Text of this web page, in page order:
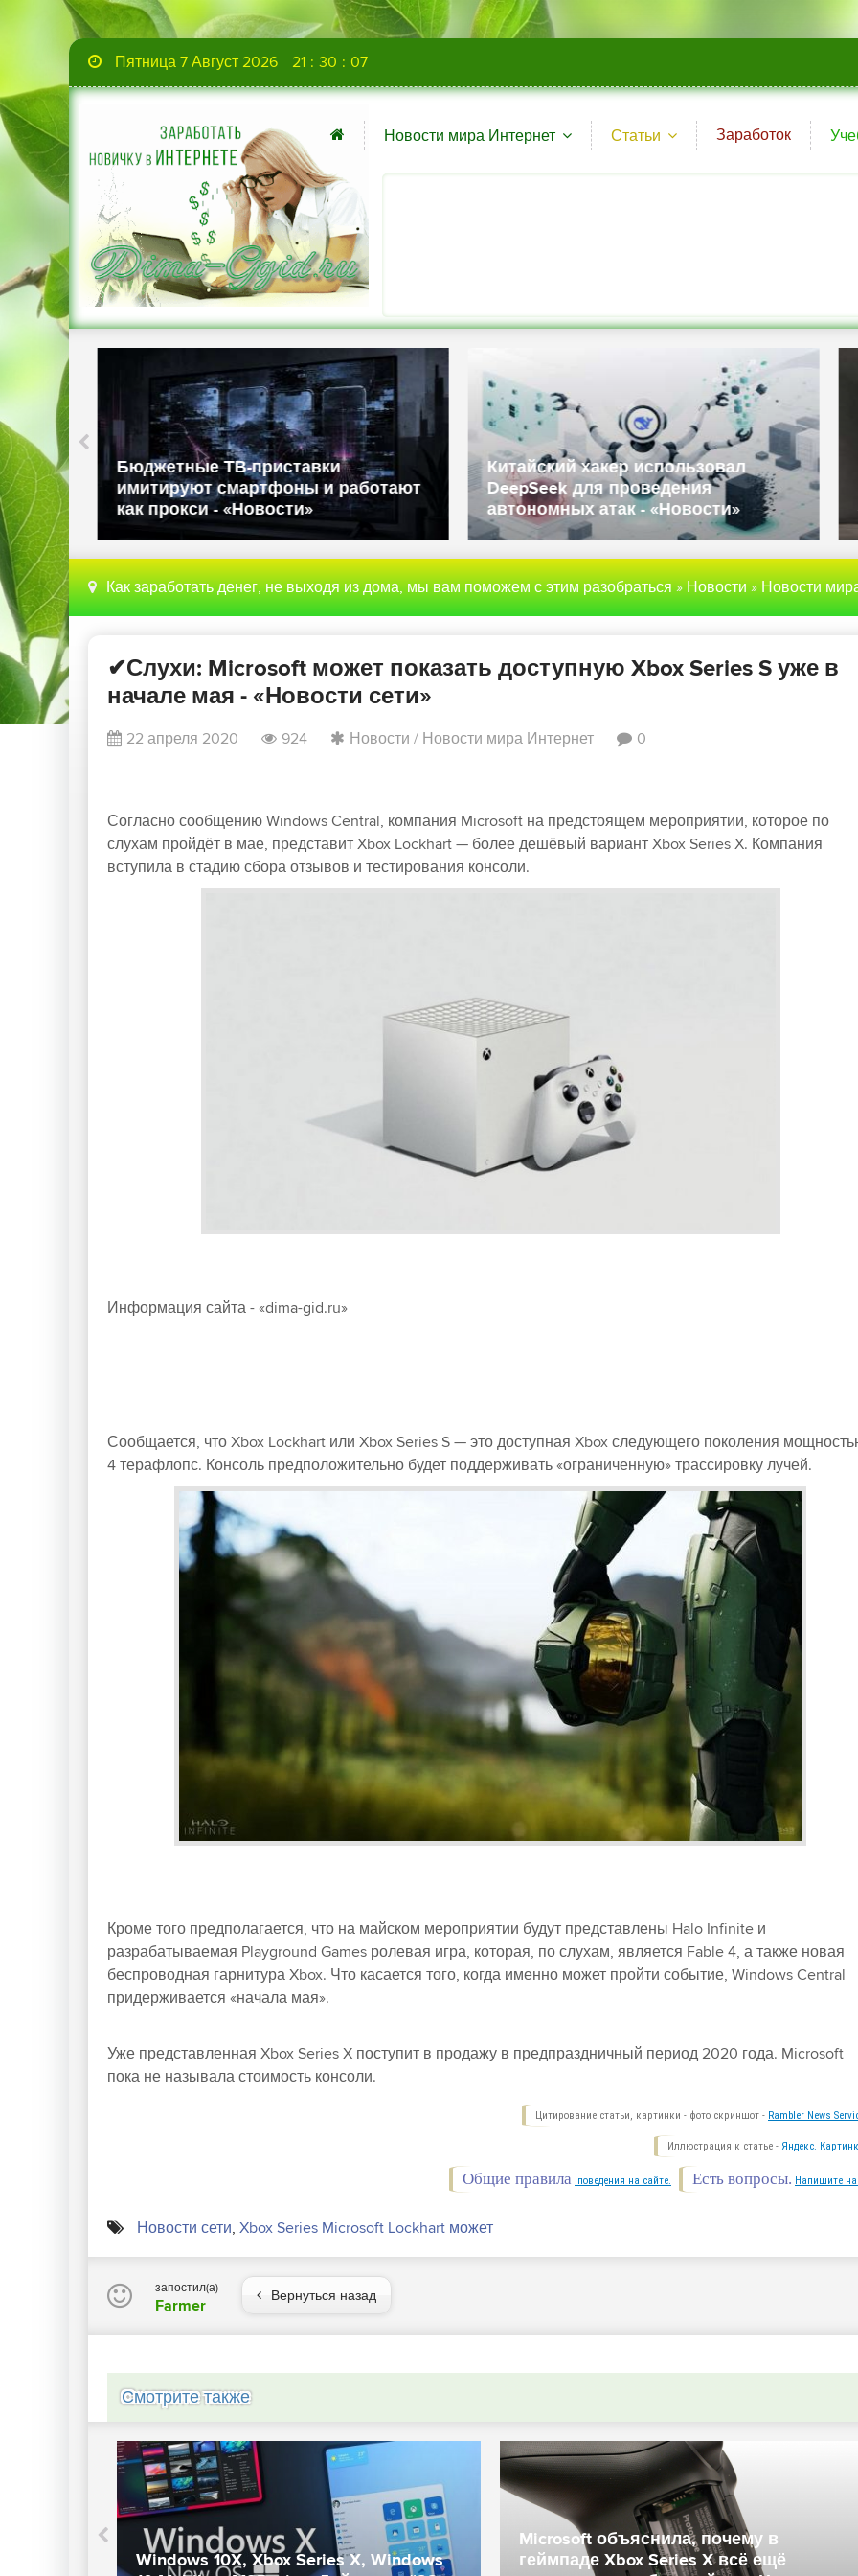
Пятница 7 Август 2026 21 : 30 : 08
Новости мира Интернет Статьи Заработок
Китайский хакер использовал
DeepSeek для проведения
автономных атак - «Новости»
Власти США запрещают ввоз
иностранных роботов из-за угрозы
национальной безопасности -
«Новости»
Как заработать денег, не выходя из дома, мы вам поможем с этим разобраться»Новости»Новости мира
✔Слухи: Microsoft может показать доступную Xbox Series S уже в
начале мая - «Новости сети»
22 апреля 2020 924 Новости / Новости мира Интернет 0
Согласно сообщению Windows Central, компания Microsoft на предстоящем мероприятии, которое по
слухам пройдёт в мае, представит Xbox Lockhart — более дешёвый вариант Xbox Series X. Компания
вступила в стадию сбора отзывов и тестирования консоли.
Информация сайта - «dima-gid.ru»
Сообщается, что Xbox Lockhart или Xbox Series S — это доступная Xbox следующего поколения
4 терафлопс. Консоль предположительно будет поддерживать «ограниченную» трассировку лучей.
Кроме того предполагается, что на майском мероприятии будут представлены Halo Infinite и
разрабатываемая Playground Games ролевая игра, которая, по слухам, является Fable 4, а также новая
беспроводная гарнитура Xbox. Что касается того, когда именно может пройти событие, Windows Central
придерживается «начала мая».
Уже представленная Xbox Series X поступит в продажу в предпраздничный период 2020 года. Microsoft
пока не называла стоимость консоли.
Цитирование статьи, картинки - фото скриншот - Rambler News
Иллюстрация к статье - Яндекс.
Есть вопросы. Напишите
Общие правила поведения на сайте.
Новости сети, Xbox Series Microsoft Lockhart может
запостил(а)
Farmer
Вернуться назад
Смотрите также
10X, Xbox Series X, Windows
Microsoft объяснила, почему в
геймпаде Xbox Series X всё ещё
Xbox Series X
подключение